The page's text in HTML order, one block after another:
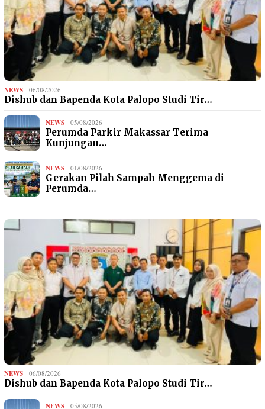
NEWS 06/08/2026
Dishub dan Bapenda Kota Palopo Studi Tir…
NEWS 05/08/2026
Perumda Parkir Makassar Terima
Kunjungan…
NEWS 01/08/2026
Gerakan Pilah Sampah Menggema di
Perumda…
NEWS 06/08/2026
Dishub dan Bapenda Kota Palopo Studi Tir…
NEWS 05/08/2026